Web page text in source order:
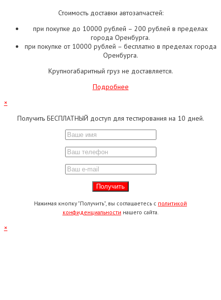
Стоимость доставки автозапчастей:
при покупке до 10000 рублей – 200 рублей в пределах
города Оренбурга.
при покупке от 10000 рублей – бесплатно в пределах города
Оренбурга.
Крупногабаритный груз не доставляется.
Подробнее
×
Получить БЕСПЛАТНЫЙ доступ для тестирования на 10 дней.
Нажимая кнопку "Получить", вы соглашаетесь с политикой
конфиденциальности нашего сайта.
×